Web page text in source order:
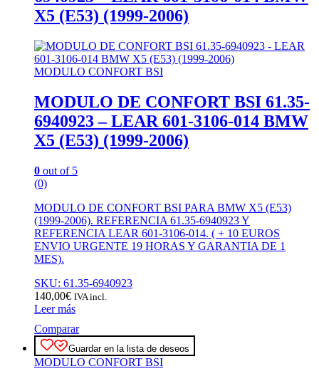
X5 (E53) (1999-2006)
MODULO CONFORT BSI
MODULO DE CONFORT BSI 61.35-
6940923 – LEAR 601-3106-014 BMW
X5 (E53) (1999-2006)
0 out of 5
(0)
MODULO DE CONFORT BSI PARA BMW X5 (E53)
(1999-2006). REFERENCIA 61.35-6940923 Y
REFERENCIA LEAR 601-3106-014. ( + 10 EUROS
ENVIO URGENTE 19 HORAS Y GARANTIA DE 1
MES).
SKU: 61.35-6940923
140,00€ IVA incl.
Leer más
Comparar
Guardar en la lista de deseos
MODULO CONFORT BSI